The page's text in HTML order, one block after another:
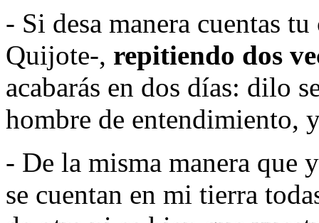
- Si desa manera cuentas
Quijote-, repitiendo dos
acabarás en dos días: dilo
hombre de entendimiento,
- De la misma manera que
se cuentan en mi tierra